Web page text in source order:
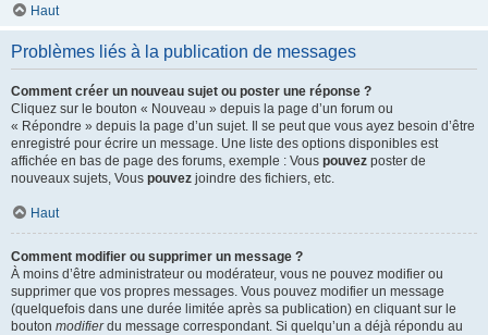
Haut
Problèmes liés à la publication de messages
Comment créer un nouveau sujet ou poster une réponse ?
Cliquez sur le bouton « Nouveau » depuis la page d’un forum ou
« Répondre » depuis la page d’un sujet. Il se peut que vous ayez besoin d’être
enregistré pour écrire un message. Une liste des options disponibles est
affichée en bas de page des forums, exemple : Vous pouvez poster de
nouveaux sujets, Vous pouvez joindre des fichiers, etc.
Haut
Comment modifier ou supprimer un message ?
À moins d’être administrateur ou modérateur, vous ne pouvez modifier ou
supprimer que vos propres messages. Vous pouvez modifier un message
(quelquefois dans une durée limitée après sa publication) en cliquant sur le
bouton modifierdu message correspondant. Si quelqu’un a déjà répondu au